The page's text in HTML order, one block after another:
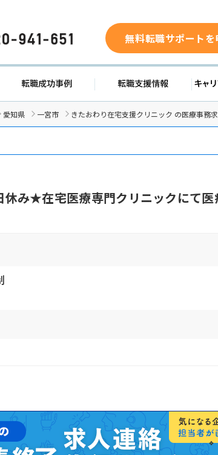
0120-941-651 無料転職サポート
人検索 転職成功事例 転職支
愛知県 一宮市 きたおわり在宅支援クリニック の医療事務
み★在宅医療専門クリニックにて